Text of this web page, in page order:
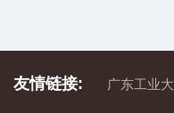
友情链接: 广东工业